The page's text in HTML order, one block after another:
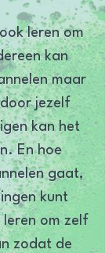
leren om
kan
maar
jezelf
kan het
En hoe
gaat,
kunt
om zelf
zodat de